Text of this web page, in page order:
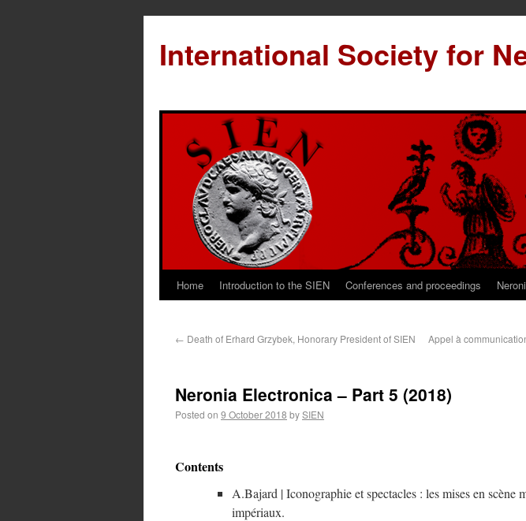
International Society for
Home Introduction to the SIEN Conferences and proceedings
← Death of Erhard Grzybek, Honorary President of SIEN
Appel à
Neronia Electronica – Part 5 (2018)
Posted on 9 October 2018 bySIEN
Contents
A.Bajard | Iconographie et spectacles : les mises en scène
impériaux.